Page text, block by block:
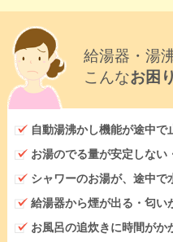
給湯器・湯
こんなお困
自動湯沸かし機能が途中で
お湯のでる量が安定しない
シャワーのお湯が、途中で
給湯器から煙が出る・匂い
お風呂の追炊きに時間がか